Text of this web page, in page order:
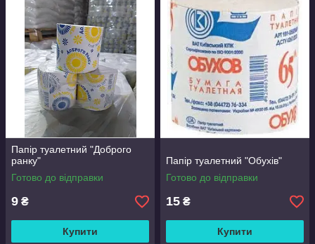
Папір туалетний "Доброго
ранку"
Готово до відправки
9 ₴
Купити
Папір туалетний "Обухів"
Готово до відправки
15 ₴
Купити